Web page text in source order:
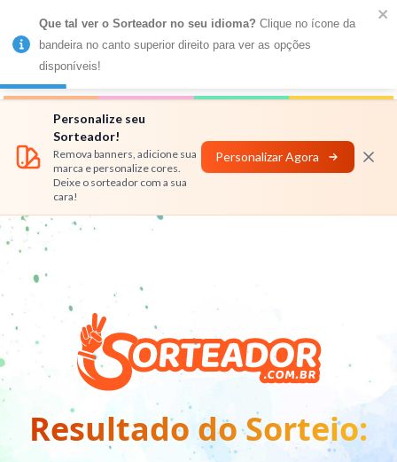
MENU
Números
Personalize seu
Sorteador!
Remova banners, adicione sua
marca e personalize cores.
Deixe o sorteador com a sua
cara!
Personalizar Agora
Resultado do Sorteio:
Que tal ver o Sorteador no seu idioma? Clique no ícone da
bandeira no canto superior direito para ver as opções
disponíveis!